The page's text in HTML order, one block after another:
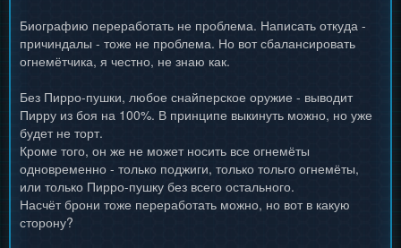
Биографию переработать не проблема. Написать откуда -
причиндалы - тоже не проблема. Но вот сбалансировать
огнемётчика, я честно, не знаю как.
Без Пирро-пушки, любое снайперское оружие - выводит
Пирру из боя на 100%. В принципе выкинуть можно, но уже
будет не торт.
Кроме того, он же не может носить все огнемёты
одновременно - только поджиги, только тольго огнемёты,
или только Пирро-пушку без всего остального.
Насчёт брони тоже переработать можно, но вот в какую
сторону?